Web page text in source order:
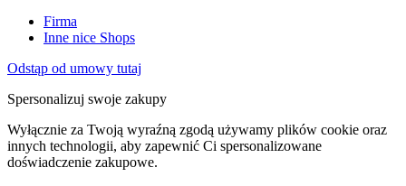
Firma
Inne nice Shops
Odstąp od umowy tutaj
Spersonalizuj swoje zakupy
Wyłącznie za Twoją wyraźną zgodą używamy plików cookie oraz
innych technologii, aby zapewnić Ci spersonalizowane
doświadczenie zakupowe.